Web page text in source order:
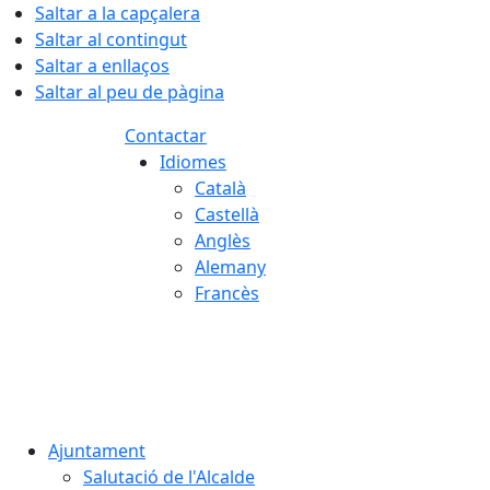
Saltar a la capçalera
Saltar al contingut
Saltar a enllaços
Saltar al peu de pàgina
Contactar
Idiomes
Català
Castellà
Anglès
Alemany
Francès
Ajuntament
Salutació de l'Alcalde